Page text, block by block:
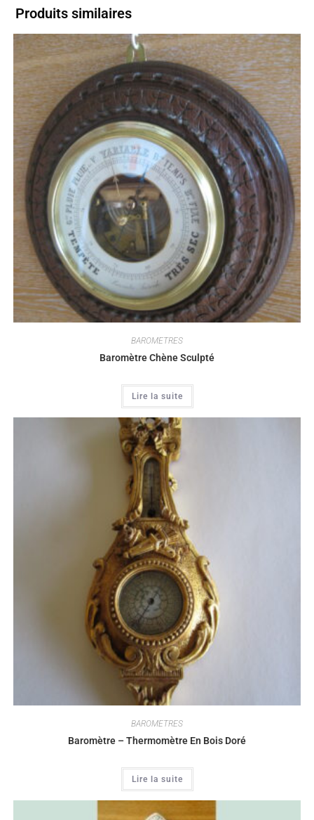
Produits similaires
BAROMETRES
Baromètre Chène Sculpté
Lire la suite
BAROMETRES
Baromètre – Thermomètre En Bois Doré
Lire la suite